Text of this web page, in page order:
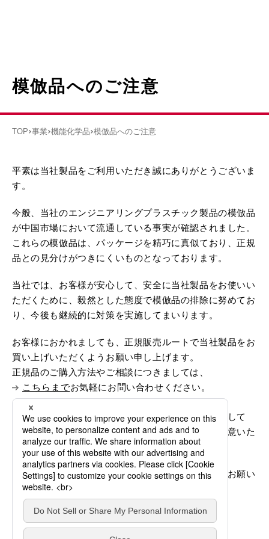
模倣品へのご注意
TOP 事業 機能化学品 模倣品へのご注意
平素は当社製品をご利用いただき誠にありがとうございま
す。
今般、当社のエンジニアリングプラスチック製品の模倣品
が中国市場において流通している事実が確認されました。
これらの模倣品は、パッケージを精巧に真似ており、正規
品との見分けがつきにくいものとなっております。
当社では、お客様が安心して、安全に当社製品をお使いい
ただくために、毅然とした態度で模倣品の排除に努めてお
り、今後も継続的に対策を実施してまいります。
お客様におかれましても、正規販売ルートで当社製品をお
買い上げいただくようお願い申し上げます。
正規品のご購入方法やご相談につきましては、
こちらまでお気軽にお問い合わせください。
なお、模倣品のご使用による不具合や事故につきまして
は、当社は一切の責任を負いかねますので十分ご注意いた
だきますようお願い申し上げます。
今後とも当社製品をご愛顧賜りますよう、よろしくお願い
申し上げます。